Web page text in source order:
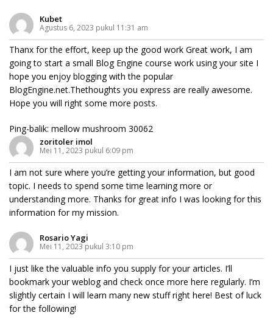
Kubet
Agustus 6, 2023 pukul 11:31 am
Thanx for the effort, keep up the good work Great work, I am
going to start a small Blog Engine course work using your site I
hope you enjoy blogging with the popular
BlogEngine.net.Thethoughts you express are really awesome.
Hope you will right some more posts.
Ping-balik: mellow mushroom 30062
zoritoler imol
Mei 11, 2023 pukul 6:09 pm
I am not sure where you’re getting your information, but good
topic. I needs to spend some time learning more or
understanding more. Thanks for great info I was looking for this
information for my mission.
Rosario Yagi
Mei 11, 2023 pukul 3:10 pm
I just like the valuable info you supply for your articles. I’ll
bookmark your weblog and check once more here regularly. I’m
slightly certain I will learn many new stuff right here! Best of luck
for the following!